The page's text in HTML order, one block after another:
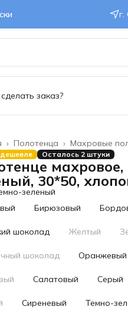
г.
заказ?
Махровые
Полотенца ›
›
Осталось 2 штуки
30*50,
зеленый
Бирюзовый
шоколад Желтый
шоколад Оранжевый
Салатовый Серый
Сиреневый Темно-